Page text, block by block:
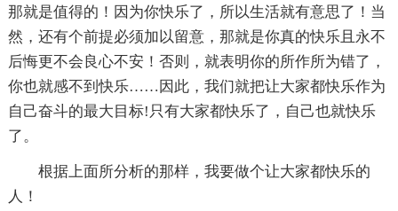
那就是值得的！因为你快乐了，所以生活就有意思了！当
然，还有个前提必须加以留意，那就是你真的快乐且永不
后悔更不会良心不安！否则，就表明你的所作所为错了，
你也就感不到快乐……因此，我们就把让大家都快乐作为
自己奋斗的最大目标!只有大家都快乐了，自己也就快乐
了。
根据上面所分析的那样，我要做个让大家都快乐的
人！